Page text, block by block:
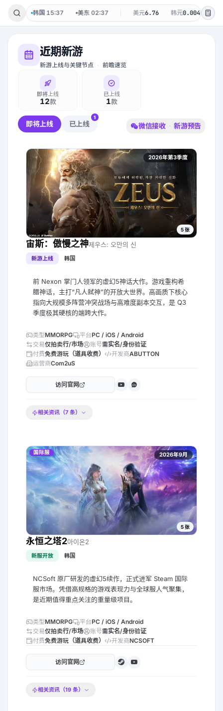
韩国 15:37 美东 02:37 6.76 韩元 0.0047 台币
近期新游
新游上线与关键节点 · 前瞻速览
即将上线
12款
已上线
1款
即将上线 已上线
1
微信接收 · 新游预告
2026年第3季度
5张
宙斯：傲慢之神제우스: 오만의 신
新游上线 韩国
前 Nexon 掌门人领军的虚幻5神话大作。游戏重构希
腊神话，主打“凡人弑神”的开放大世界。高画质下核心
指向大规模多阵营冲突战场与高难度副本交互，是 Q3
季度极其硬核的端跨大作。
类型MMORPG 平台PC / iOS / Android
交易仅拍卖行/市场 账号需实名/身份验证
付费免费游玩（道具收费） 开发商ABUTTON
运营商Com2uS
访问官网 Ch
相关资讯（7 条）
国际服 2026年9月
5张
永恒之塔2아이온2
新服开放 韩国
NCSoft 原厂研发的虚幻5续作，正式进军 Steam 国际
服市场。凭借高规格的游戏表现力与全球服人气聚集，
是近期值得重点关注的重量级项目。
类型MMORPG 平台PC / iOS / Android
交易仅拍卖行/市场 账号需实名/身份验证
付费免费游玩（道具收费） 开发商NCSOFT
访问官网
相关资讯（19 条）